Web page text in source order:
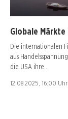
Globale
Die internationalen
aus
die USA ihre…
12.08.2025, 16:00 Uhr